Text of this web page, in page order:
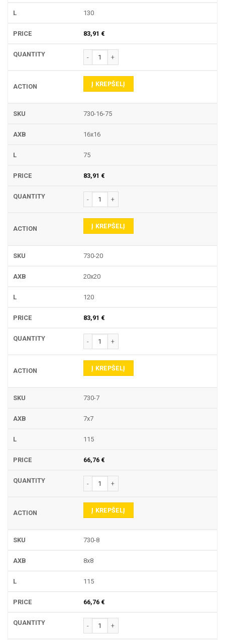
130
83,91 €
produkto kiekis: 730 LAIKIKLIS
Į KREPŠELĮ
730-16-75
16x16
75
83,91 €
produkto kiekis: 730 LAIKIKLIS
Į KREPŠELĮ
730-20
20x20
120
83,91 €
produkto kiekis: 730 LAIKIKLIS
Į KREPŠELĮ
730-7
7x7
115
66,76 €
produkto kiekis: 730 LAIKIKLIS
Į KREPŠELĮ
730-8
8x8
115
66,76 €
produkto kiekis: 730 LAIKIKLIS